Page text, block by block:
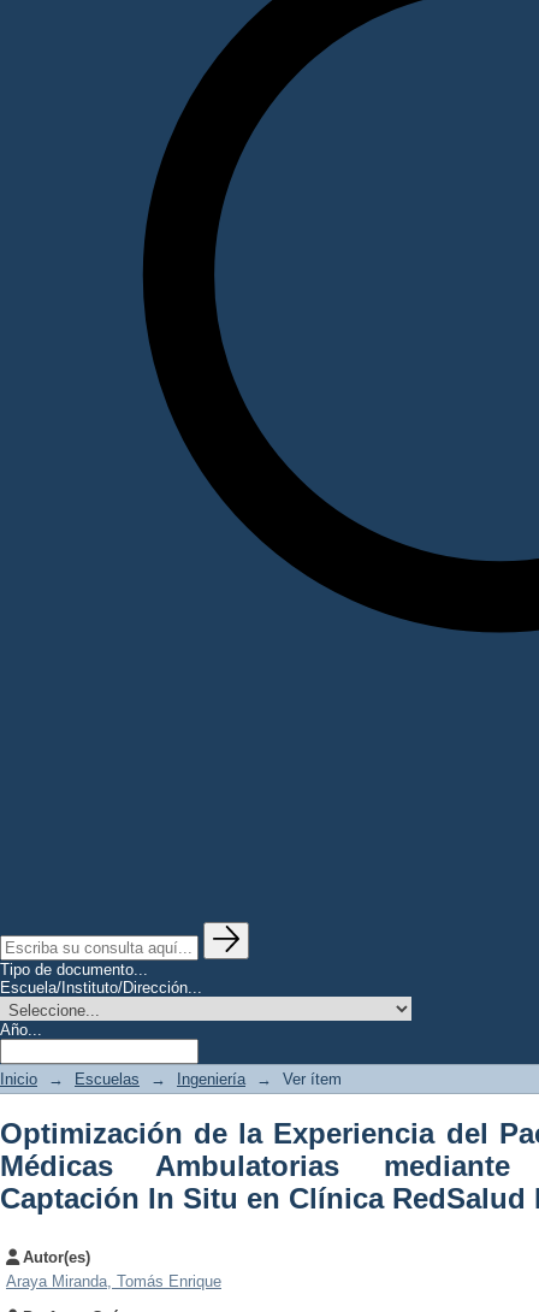
Tipo de documento...
Escuela/Instituto/Dirección...
Año...
Inicio → Escuelas → Ingeniería → Ver ítem
Optimización de la Experiencia del
Médicas Ambulatorias
Captación In Situ en Clínica RedSalud
Autor(es)
Araya Miranda, Tomás Enrique